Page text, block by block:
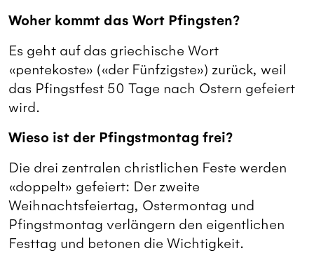
Woher kommt das Wort Pfingsten?
Es geht auf das griechische Wort
«pentekoste» («der Fünfzigste») zurück, weil
das Pfingstfest 50 Tage nach Ostern gefeiert
wird.
Wieso ist der Pfingstmontag frei?
Die drei zentralen christlichen Feste werden
«doppelt» gefeiert: Der zweite
Weihnachtsfeiertag, Ostermontag und
Pfingstmontag verlängern den eigentlichen
Festtag und betonen die Wichtigkeit.